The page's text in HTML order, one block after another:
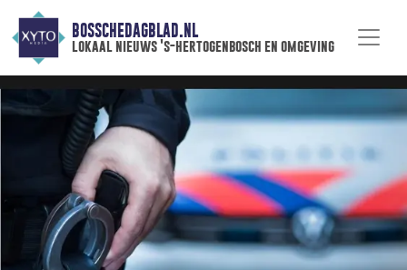
BOSSCHEDAGBLAD.NL
lokaal nieuws 's-hertogenbosch en omgeving